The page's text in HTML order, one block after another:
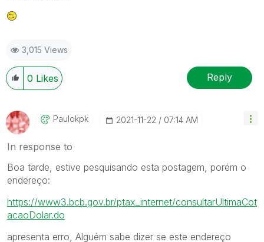
3,015 Views
0 Likes Reply
Paulokpk ‎2021-11-22 07:14 AM
In response to
Boa tarde, estive pesquisando esta postagem, porém o
endereço:
https://www3.bcb.gov.br/ptax_internet/consultarUltimaCot
acaoDolar.do
apresenta erro, Alguém sabe dizer se este endereço